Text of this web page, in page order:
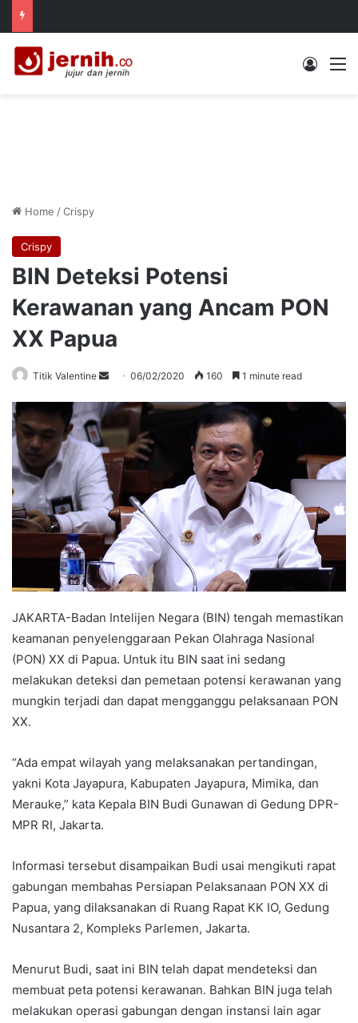
Log In
Home /Crispy
Crispy
BIN Deteksi Potensi
Kerawanan yang Ancam PON
XX Papua
Titik Valentine
Send
email
06/02/2020 160 1 minute read
JAKARTA-Badan Intelijen Negara (BIN) tengah memastikan
keamanan penyelenggaraan Pekan Olahraga Nasional
(PON) XX di Papua. Untuk itu BIN saat ini sedang
melakukan deteksi dan pemetaan potensi kerawanan yang
mungkin terjadi dan dapat mengganggu pelaksanaan PON
XX.
“Ada empat wilayah yang melaksanakan pertandingan,
yakni Kota Jayapura, Kabupaten Jayapura, Mimika, dan
Merauke,” kata Kepala BIN Budi Gunawan di Gedung DPR-
MPR RI, Jakarta.
Informasi tersebut disampaikan Budi usai mengikuti rapat
gabungan membahas Persiapan Pelaksanaan PON XX di
Papua, yang dilaksanakan di Ruang Rapat KK IO, Gedung
Nusantara 2, Kompleks Parlemen, Jakarta.
Menurut Budi, saat ini BIN telah dapat mendeteksi dan
membuat peta potensi kerawanan. Bahkan BIN juga telah
melakukan operasi gabungan dengan instansi lain agar